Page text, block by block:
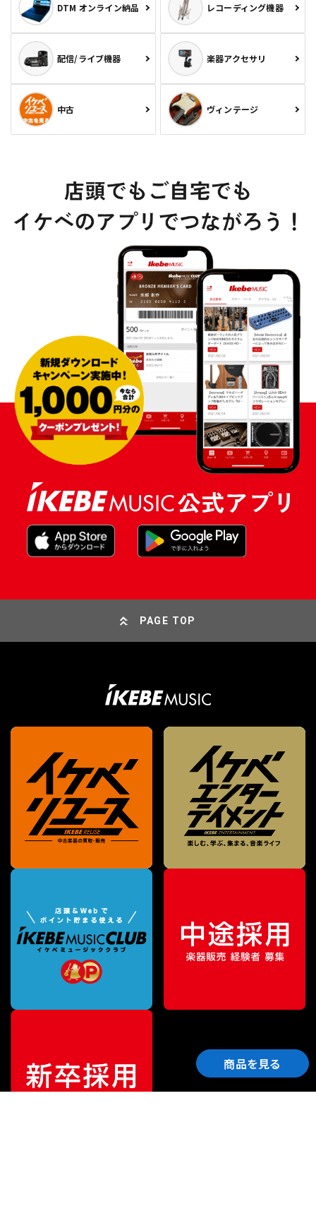
商品を見る
DTM オンライン納品 レコーディング機器
配信/ライブ機器 楽器アクセサリ
中古 ヴィンテージ
PAGE TOP